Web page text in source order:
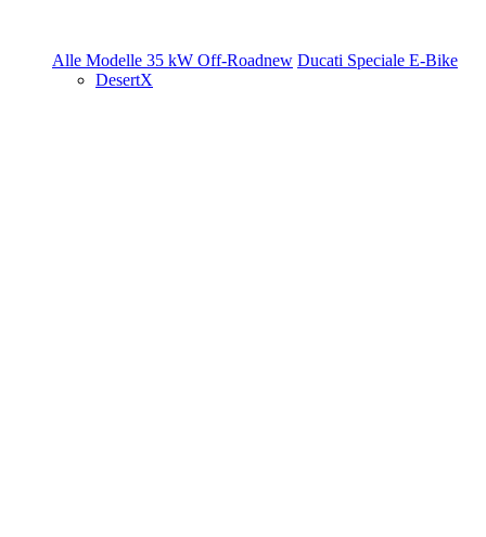
Alle Modelle 35 kW Off-Roadnew Ducati Speciale E-Bike
DesertX